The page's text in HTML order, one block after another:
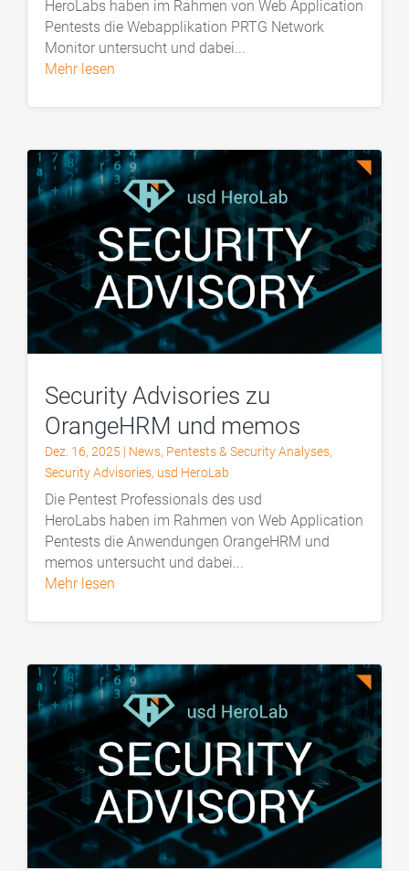
HeroLabs haben im Rahmen von Web Application
Pentests die Webapplikation PRTG Network
Monitor untersucht und dabei...
mehr lesen
Security Advisories zu
OrangeHRM und memos
Dez. 16, 2025 | News, Pentests & Security Analyses,
Security Advisories, usd HeroLab
Die Pentest Professionals des usd
HeroLabs haben im Rahmen von Web Application
Pentests die Anwendungen OrangeHRM und
memos untersucht und dabei...
mehr lesen